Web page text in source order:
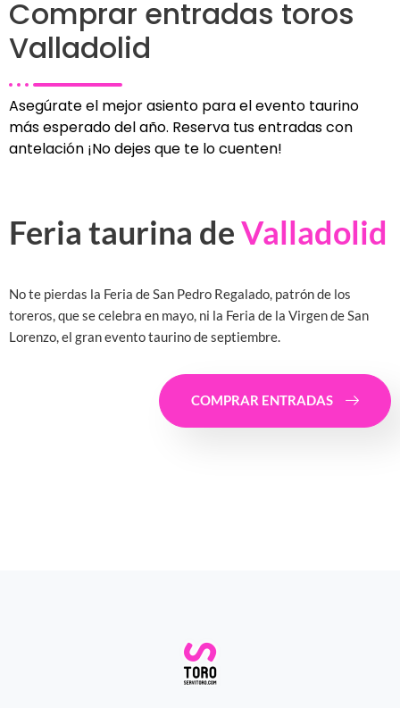
Comprar entradas toros
Valladolid
Asegúrate el mejor asiento para el evento taurino
más esperado del año. Reserva tus entradas con
antelación ¡No dejes que te lo cuenten!
Feria taurina deValladolid
No te pierdas la Feria de San Pedro Regalado, patrón de los
toreros, que se celebra en mayo, ni la Feria de la Virgen de San
Lorenzo, el gran evento taurino de septiembre.
COMPRAR ENTRADAS